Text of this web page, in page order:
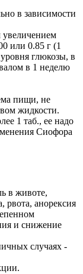
в зависимости
увеличением
или 0.85 г (1
глюкозы, в
в 1 неделю
пищи, не
жидкости.
1 таб., ее надо
Сиофора
в животе,
рвота, анорексия
и снижение
случаях -